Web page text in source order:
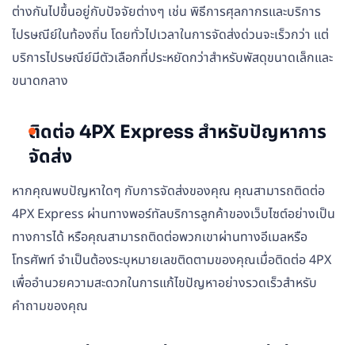
ต่างกันไปขึ้นอยู่กับปัจจัยต่างๆ เช่น พิธีการศุลกากรและบริการ
ไปรษณีย์ในท้องถิ่น โดยทั่วไปเวลาในการจัดส่งด่วนจะเร็วกว่า แต่
บริการไปรษณีย์มีตัวเลือกที่ประหยัดกว่าสำหรับพัสดุขนาดเล็กและ
ขนาดกลาง
ติดต่อ 4PX Express สำหรับปัญหาการ
จัดส่ง
หากคุณพบปัญหาใดๆ กับการจัดส่งของคุณ คุณสามารถติดต่อ
4PX Express ผ่านทางพอร์ทัลบริการลูกค้าของเว็บไซต์อย่างเป็น
ทางการได้ หรือคุณสามารถติดต่อพวกเขาผ่านทางอีเมลหรือ
โทรศัพท์ จำเป็นต้องระบุหมายเลขติดตามของคุณเมื่อติดต่อ 4PX
เพื่ออำนวยความสะดวกในการแก้ไขปัญหาอย่างรวดเร็วสำหรับ
คำถามของคุณ